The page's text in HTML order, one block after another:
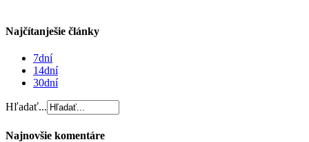
Najčítanješie články
7dní
14dní
30dní
Hľadať...
Najnovšie komentáre